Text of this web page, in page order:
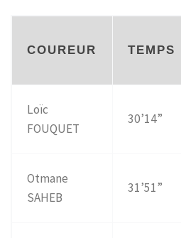
COUREUR TEMPS
Loïc
FOUQUET
30’14”
Otmane
SAHEB
31’51”